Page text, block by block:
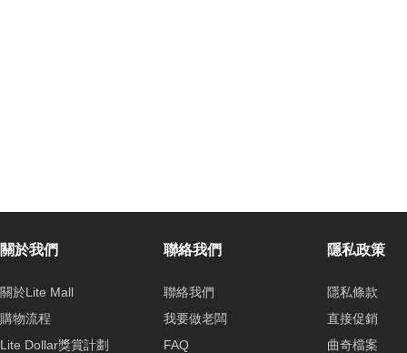
關於我們
關於Lite Mall
購物流程
Lite Dollar獎賞計劃
聯絡我們
聯絡我們
我要做老闆
FAQ
隱私政策
隱私條款
直接促銷
曲奇檔案